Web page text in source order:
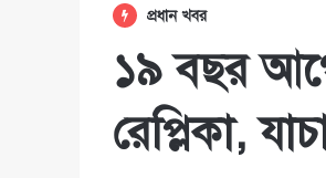
প্রধান খবর
১৯ বছর
রেপ্লিকা,